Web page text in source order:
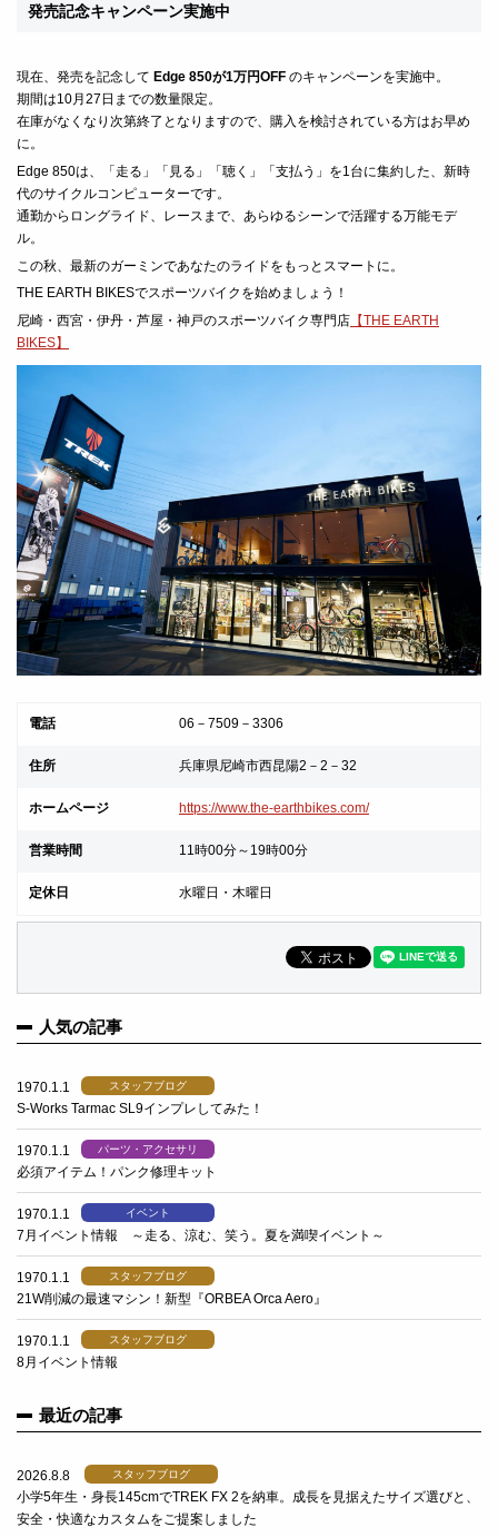
発売記念キャンペーン実施中
現在、発売を記念して Edge 850が1万円OFF のキャンペーンを実施中。
期間は10月27日までの数量限定。
在庫がなくなり次第終了となりますので、購入を検討されている方はお早め
に。
Edge 850は、「走る」「見る」「聴く」「支払う」を1台に集約した、新時
代のサイクルコンピューターです。
通勤からロングライド、レースまで、あらゆるシーンで活躍する万能モデ
ル。
この秋、最新のガーミンであなたのライドをもっとスマートに。
THE EARTH BIKESでスポーツバイクを始めましょう！
尼崎・西宮・伊丹・芦屋・神戸のスポーツバイク専門店 【THE EARTH
BIKES】
電話 06－7509－3306
住所 兵庫県尼崎市西昆陽2－2－32
ホームページ https://www.the-earthbikes.com/
営業時間 11時00分～19時00分
定休日 水曜日・木曜日
人気の記事
1970.1.1 スタッフブログ
S-Works Tarmac SL9インプレしてみた！
1970.1.1 パーツ・アクセサリ
必須アイテム！パンク修理キット
1970.1.1 イベント
7月イベント情報 ～走る、涼む、笑う。夏を満喫イベント～
1970.1.1 スタッフブログ
21W削減の最速マシン！新型『ORBEA Orca Aero』
1970.1.1 スタッフブログ
8月イベント情報
最近の記事
2026.8.8 スタッフブログ
小学5年生・身長145cmでTREK FX 2を納車。成長を見据えたサイズ選びと、
安全・快適なカスタムをご提案しました